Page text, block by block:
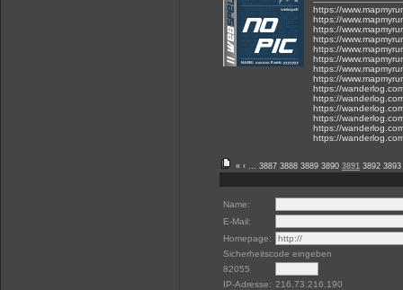
https://
https://
https://
https://
https://
https://
https://
https://
https://
https://
https://
https://
https://
https://
« ‹ ... 3887 3888 3889 3890 3891 3892 3893
Name:
E-Mail:
Homepage:
Sicherheitscode eingeben
82055
IP-Adresse: 216.73.216.190